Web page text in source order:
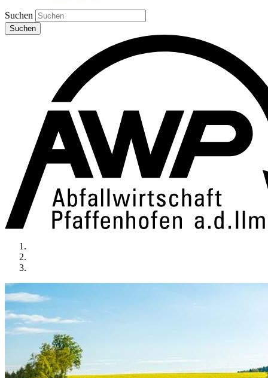
Suchen
Suchen